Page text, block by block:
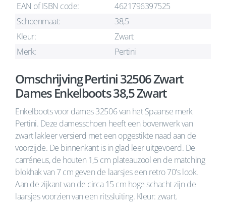
EAN of ISBN code:
4621796397525
Schoenmaat:
38,5
Kleur:
Zwart
Merk:
Pertini
Omschrijving Pertini 32506 Zwart
Dames Enkelboots 38,5 Zwart
Enkelboots voor dames 32506 van het Spaanse merk
Pertini. Deze damesschoen heeft een bovenwerk van
zwart lakleer versierd met een opgestikte naad aan de
voorzijde. De binnenkant is in glad leer uitgevoerd. De
carréneus, de houten 1,5 cm plateauzool en de matching
blokhak van 7 cm geven de laarsjes een retro 70's look.
Aan de zijkant van de circa 15 cm hoge schacht zijn de
laarsjes voorzien van een ritssluiting. Kleur: zwart.